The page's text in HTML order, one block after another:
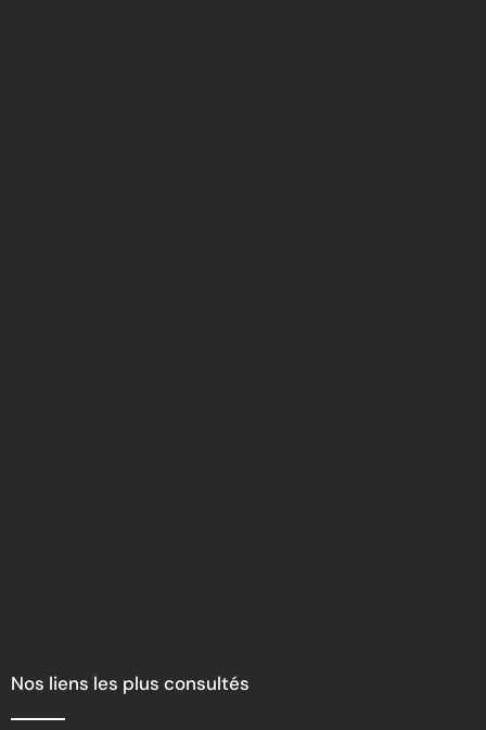
Nos liens les plus consultés